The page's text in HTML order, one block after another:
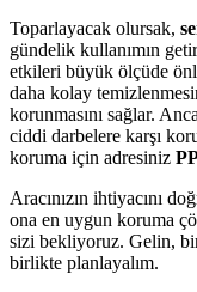
Toparlayacak olursak,
gündelik kullanımın
etkileri büyük ölçüde
daha kolay
korunmasını sağlar.
ciddi darbelere karşı
koruma için adresiniz
Aracınızın ihtiyacını
ona en uygun koruma
sizi bekliyoruz. Gelin,
birlikte planlayalım.